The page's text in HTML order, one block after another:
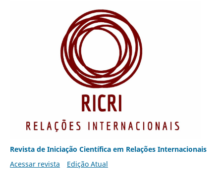
Revista de Iniciação Científica em Relações Internacionais
Acessar revista
Edição Atual